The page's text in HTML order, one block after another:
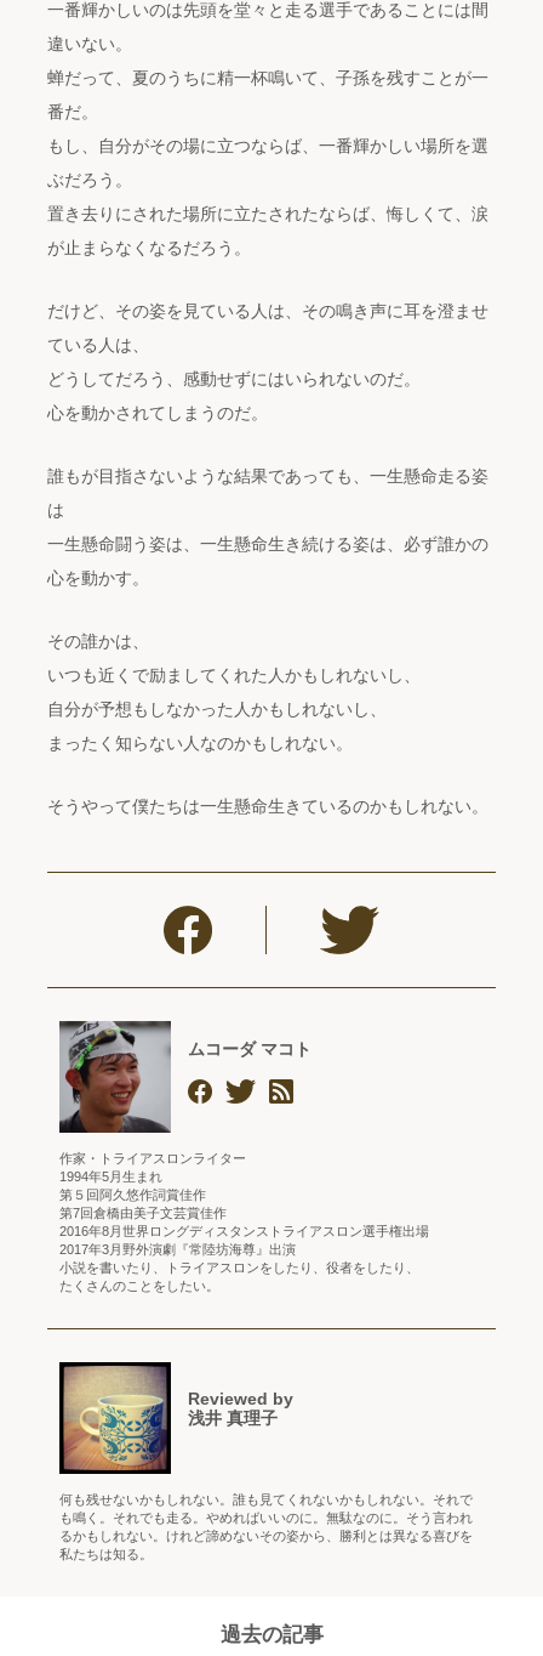
一番輝かしいのは先頭を堂々と走る選手であることには間
違いない。
蝉だって、夏のうちに精一杯鳴いて、子孫を残すことが一
番だ。
もし、自分がその場に立つならば、一番輝かしい場所を選
ぶだろう。
置き去りにされた場所に立たされたならば、悔しくて、涙
が止まらなくなるだろう。
だけど、その姿を見ている人は、その鳴き声に耳を澄ませ
ている人は、
どうしてだろう、感動せずにはいられないのだ。
心を動かされてしまうのだ。
誰もが目指さないような結果であっても、一生懸命走る姿
は
一生懸命闘う姿は、一生懸命生き続ける姿は、必ず誰かの
心を動かす。
その誰かは、
いつも近くで励ましてくれた人かもしれないし、
自分が予想もしなかった人かもしれないし、
まったく知らない人なのかもしれない。
そうやって僕たちは一生懸命生きているのかもしれない。
ムコーダ マコト
作家・トライアスロンライター
1994年5月生まれ
第５回阿久悠作詞賞佳作
第7回倉橋由美子文芸賞佳作
2016年8月世界ロングディスタンストライアスロン選手権出場
2017年3月野外演劇『常陸坊海尊』出演
小説を書いたり、トライアスロンをしたり、役者をしたり、
たくさんのことをしたい。
Reviewed by
浅井 真理子
何も残せないかもしれない。誰も見てくれないかもしれない。それで
も鳴く。それでも走る。やめればいいのに。無駄なのに。そう言われ
るかもしれない。けれど諦めないその姿から、勝利とは異なる喜びを
私たちは知る。
過去の記事